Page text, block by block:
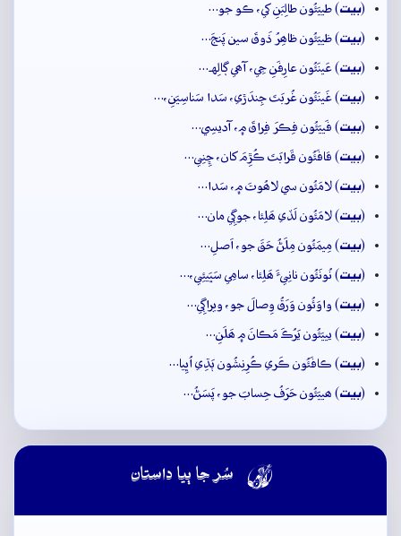
(بيت) طييَئُون طالِبَنِ کي، ڪو جو…
(بيت) ظييَئُون ظاھِرُ ذَوقَ سين پَنجَ…
(بيت) عَينَئُون عارِفَنِ جِي، آھي ڳالِهہ…
(بيت) غَينَئُون غُربَتَ جِندَڙي، سَدا سَناسِيَنِ،…
(بيت) فَييَئُون فِڪرَ فِراقَ ۾، آديسِي…
(بيت) قافَئُون قَرابَتَ ڪُڙِمَ کان، ڇِنِي…
(بيت) لامَئُون سي لاھُوتَ ۾، سَدا…
(بيت) لامَئُون لَڏي ھَلِئا، جوڳِي مان…
(بيت) مِيمَئُون مِلَڻُ حَقَ جو، اَصلِ…
(بيت) نُونَئُون نانِيءَ ھَلِئا، سامِي سَڀَيئِي،…
(بيت) واوَئُون وَرَقُ وِصالَ جو، ويراڳِي…
(بيت) يييَئُون يَرُڪَ مَڪانَ ۾ ھَلَنِ…
(بيت) ڪافَئُون ڪَري ڪُرِنِشُون ٻَڌِي اُڀِيا…
(بيت) ھييَئُون حَرَفُ حِسابَ جو، پَسَڻُ…
 سُر جا ٻيا داستان